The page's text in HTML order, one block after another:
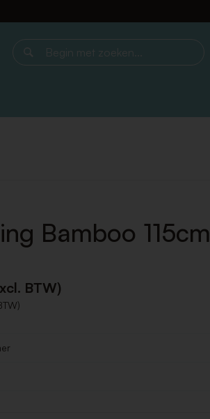
Begin met zoeken...
Bamboo 115cm
BTW)